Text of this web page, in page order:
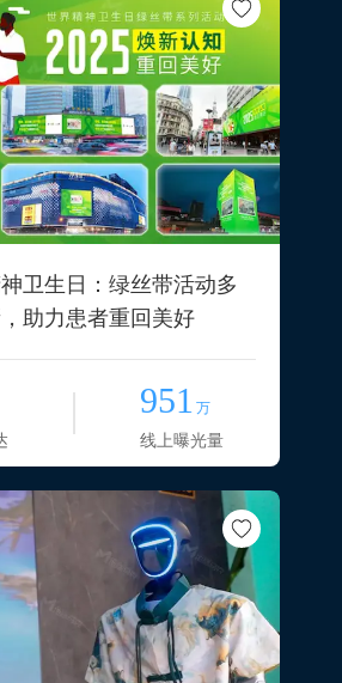
卫生日：绿丝带活动多
助力患者重回美好
951 万
线上曝光量